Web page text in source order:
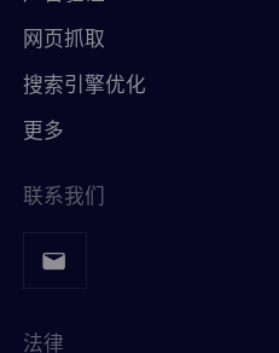
网页抓取
搜索引擎优化
更多
联系我们
法律